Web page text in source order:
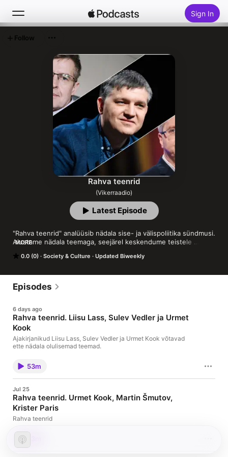
Sign In
Top Charts
Rahva teenrid
(Vikerraadio)
0.0 (0) Society & Culture Updated Biweekly
"Rahva teenrid" analüüsib nädala sise- ja välispoliitika sündmusi.
Alustame nädala teemaga, seejärel keskendume teistele
ajakirjanikku, kes ei karda olla kriitilised nii erakondade,
Saatejuht on Indrek Kiisler, Urmet Kook või Mirko Ojakivi.
Kuulake laupäeviti kell 11.05 (kordus kell 21.05).
MORE
Latest Episode
Follow
Episodes
6 days ago
Rahva teenrid. Liisu Lass, Sulev Vedler ja Urmet
Kook
Ajakirjanikud Liisu Lass, Sulev Vedler ja Urmet Kook võtavad
ette nädala olulisemad teemad.
53m
Jul 25
Rahva teenrid. Urmet Kook, Martin Šmutov,
Krister Paris
Rahva teenrid